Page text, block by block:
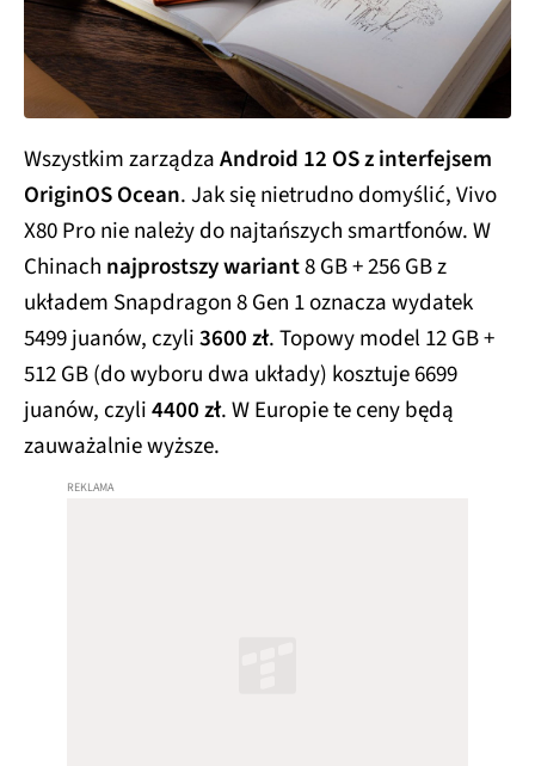
Wszystkim zarządzaAndroid 12 OS z interfejsem
OriginOS Ocean. Jak się nietrudno domyślić, Vivo
X80 Pro nie należy do najtańszych smartfonów. W
Chinach najprostszy wariant8 GB + 256 GB z
układem Snapdragon 8 Gen 1 oznacza wydatek
5499 juanów, czyli3600 zł. Topowy model 12 GB +
512 GB (do wyboru dwa układy) kosztuje 6699
juanów, czyli4400 zł. W Europie te ceny będą
zauważalnie wyższe.